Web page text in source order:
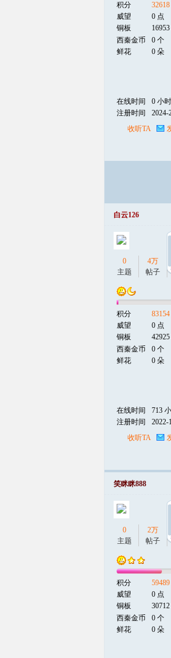
积分
32618
威望
0 点
铜板
西秦金币
0 个
鲜花
0 朵
在线时间
0 小时
注册时间
2024-
收听TA
白云126
0
主题
4万
帖子
积分
83154
威望
0 点
铜板
西秦金币
0 个
鲜花
0 朵
在线时间
713
注册时间
2022-
收听TA
笑眯眯888
0
主题
2万
帖子
积分
59489
威望
0 点
铜板
西秦金币
0 个
鲜花
0 朵